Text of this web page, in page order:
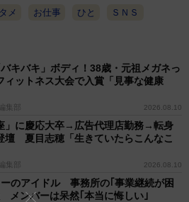
メ お仕事 ひと ＳＮＳ
キバキ」ボディ！38歳・元祖メガネっ
ットネス大会で入賞「見事な健康
集部 2026.08.10
」に慶応大卒→広告代理店勤務→転身
壇 夏目志穂「生きていたらこんなこ
集部 2026.08.10
のアイドル 事務所の｢事業継続が困
メンバーは呆然｢本当に悔しい｣